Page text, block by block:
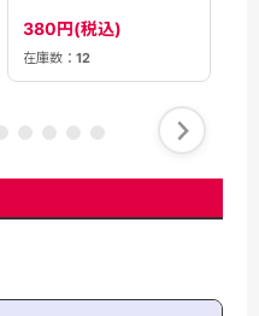
380円(税込)
在庫数： 12